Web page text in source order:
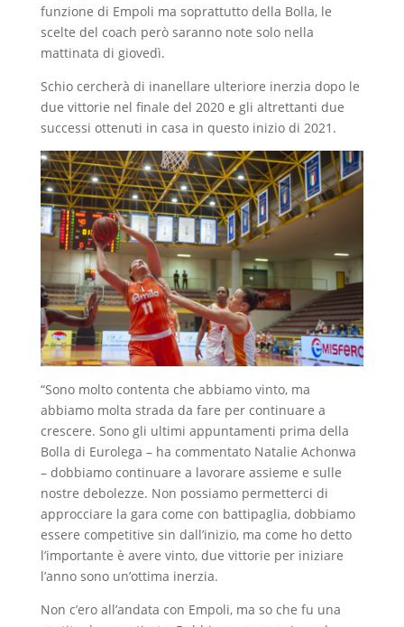
funzione di Empoli ma soprattutto della Bolla, le
scelte del coach però saranno note solo nella
mattinata di giovedì.
Schio cercherà di inanellare ulteriore inerzia dopo le
due vittorie nel finale del 2020 e gli altrettanti due
successi ottenuti in casa in questo inizio di 2021.
“Sono molto contenta che abbiamo vinto, ma
abbiamo molta strada da fare per continuare a
crescere. Sono gli ultimi appuntamenti prima della
Bolla di Eurolega – ha commentato Natalie Achonwa
– dobbiamo continuare a lavorare assieme e sulle
nostre debolezze. Non possiamo permetterci di
approcciare la gara come con battipaglia, dobbiamo
essere competitive sin dall’inizio, ma come ho detto
l’importante è avere vinto, due vittorie per iniziare
l’anno sono un’ottima inerzia.
Non c’ero all’andata con Empoli, ma so che fu una